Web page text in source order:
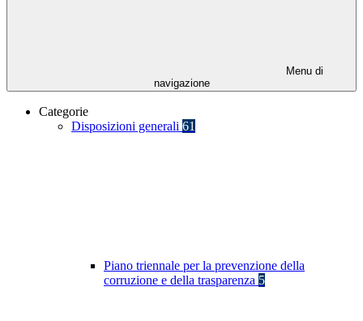
Menu di
navigazione
Categorie
Disposizioni generali 61
Piano triennale per la prevenzione della
corruzione e della trasparenza 5